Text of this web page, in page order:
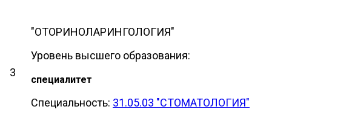
3
"ОТОРИНОЛАРИНГОЛОГИЯ"
Уровень высшего образования:
специалитет
Специальность: 31.05.03 "СТОМАТОЛОГИЯ"